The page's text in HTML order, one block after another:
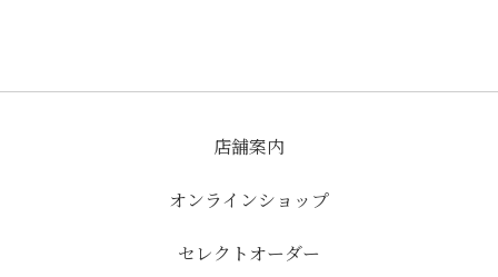
店舗案内
オンラインショップ
セレクトオーダー